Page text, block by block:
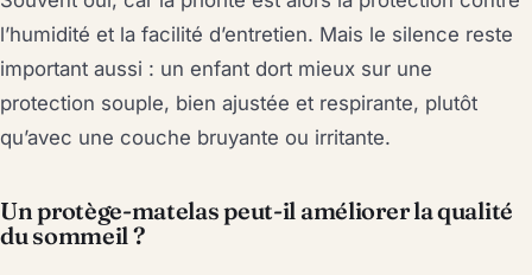
l’humidité et la facilité d’entretien. Mais le silence reste
important aussi : un enfant dort mieux sur une
protection souple, bien ajustée et respirante, plutôt
qu’avec une couche bruyante ou irritante.
Un protège-matelas peut-il améliorer la qualité
du sommeil ?